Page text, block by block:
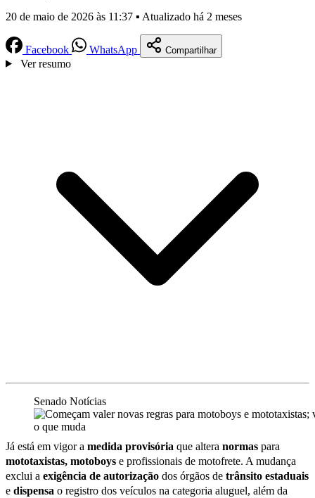
20 de maio de 2026 às 11:37 ▪ Atualizado há 2 meses
Facebook WhatsApp Compartilhar
Ver resumo
Senado Notícias
Já está em vigor a medida provisória que altera normas para
mototaxistas, motoboys e profissionais de motofrete. A mudança
exclui a exigência de autorização dos órgãos de trânsito estaduais
e dispensa o registro dos veículos na categoria aluguel, além da